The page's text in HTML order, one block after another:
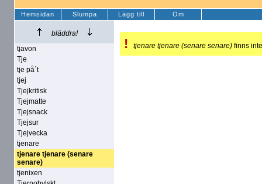
Hemsidan Slumpa Lägg till Om
bläddra!
tjavon
Tje
tje på´t
tjej
Tjejkritisk
Tjejmatte
Tjejsnack
Tjejsur
Tjejvecka
tjenare
tjenare tjenare (senare
senare)
tjenixen
! tjenare tjenare (senare senare) finns